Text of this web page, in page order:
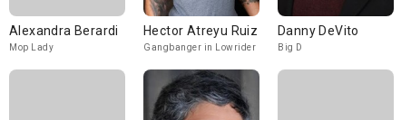
Alexandra Berardi
Mop Lady
Hector Atreyu Ruiz
Gangbanger in Lowrider
Danny DeVito
Big D